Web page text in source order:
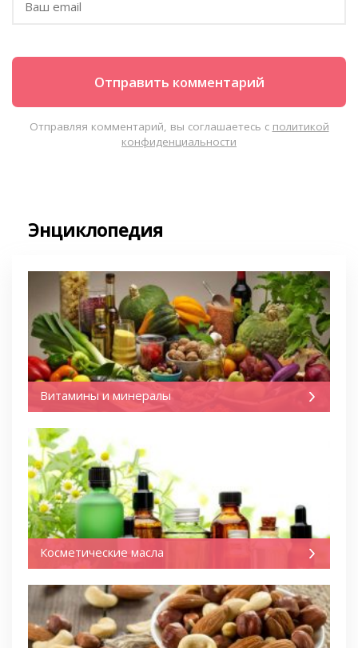
Отправляя комментарий, вы соглашаетесь с политикой
конфиденциальности
Энциклопедия
Витамины и минералы
Косметические масла